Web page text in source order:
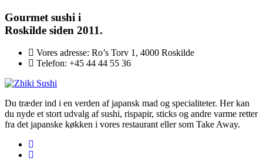
Gourmet sushi i
Roskilde siden 2011.
Vores adresse: Ro’s Torv 1, 4000 Roskilde
Telefon: +45 44 44 55 36
Du træder ind i en verden af japansk mad og specialiteter. Her kan
du nyde et stort udvalg af sushi, rispapir, sticks og andre varme retter
fra det japanske køkken i vores restaurant eller som Take Away.